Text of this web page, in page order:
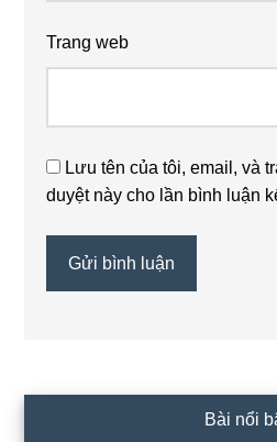
Trang web
Lưu tên của tôi, email, và
duyệt này cho lần bình luận
Bài nổi